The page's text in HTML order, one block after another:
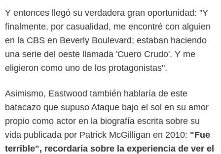
Y entonces llegó su verdadera gran oportunidad: "Y
finalmente, por casualidad, me encontré con alguien
en la CBS en Beverly Boulevard; estaban haciendo
una serie del oeste llamada 'Cuero Crudo'. Y me
eligieron como uno de los protagonistas".
Asimismo, Eastwood también hablaría de este
batacazo que supuso Ataque bajo el sol en su amor
propio como actor en la biografía escrita sobre su
vida publicada por Patrick McGilligan en 2010: "Fue
terrible", recordaría sobre la experiencia de ver el